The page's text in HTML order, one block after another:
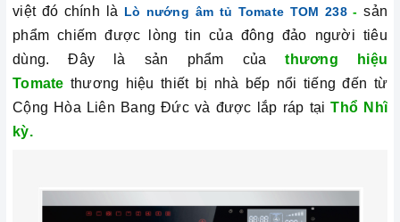
việt đó chính là Lò nướng âm tủ Tomate TOM 238-sản
phẩm chiếm được lòng tin của đông đảo người tiêu
dùng. Đây là sản phẩm củathương hiệu
Tomate thương hiệu thiết bị nhà bếp nổi tiếng đến từ
Cộng Hòa Liên Bang Đức và được lắp ráp tạiThổ Nhĩ
kỳ.